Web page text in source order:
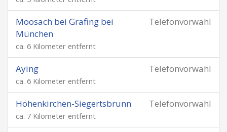
Telefonvorwahl
Moosach bei Grafing bei
München
ca. 6 Kilometer entfernt
Telefonvorwahl
Aying
ca. 6 Kilometer entfernt
Telefonvorwahl
Höhenkirchen-Siegertsbrunn
ca. 7 Kilometer entfernt